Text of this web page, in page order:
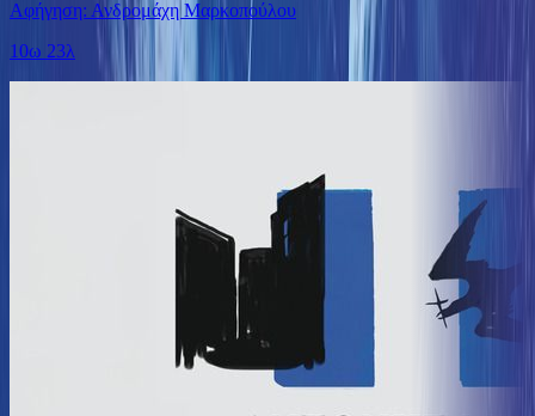
Αφήγηση: Ανδρομάχη Μαρκοπούλου
10ω 23λ